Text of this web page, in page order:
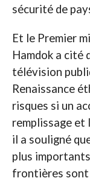
sécurité de
Et le Premier
Hamdok a cité
télévision
Renaissance
risques si un
remplissage et
il a souligné
plus
frontières sont